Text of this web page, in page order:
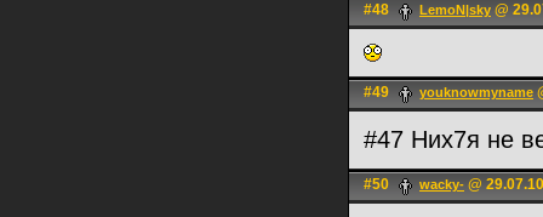
#48 LemoN|sky @
#49 youknowmyname
#47 Них7я не
#50 wacky- @